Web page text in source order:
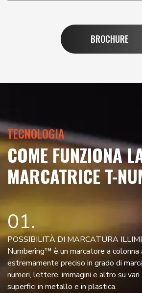
BROCHURE
TECNOLOGIA
COME FUNZIONA
MARCATRICE T-
01
POSSIBILITÀ DI MARCATURA
Numbering™ è un marcatore a colonna
estremamente preciso in grado di
numeri, lettere, immagini e altro su
superfici in metallo e in plastica.